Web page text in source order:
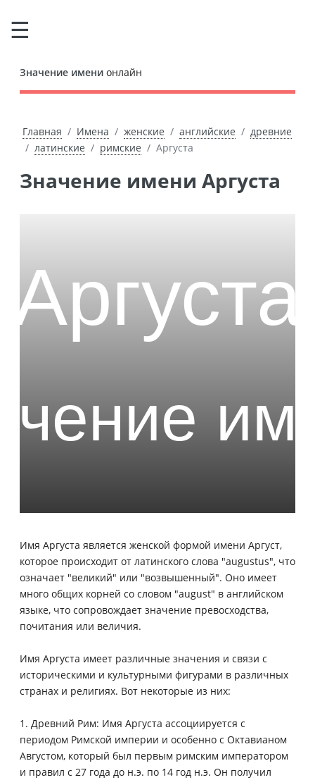
Значение имени онлайн
Главная Имена женские английские
древние
латинские
римские Аргуста
Значение имени Аргуста
Имя Аргуста является женской формой имени Аргуст,
которое происходит от латинского слова "augustus", что
означает "великий" или "возвышенный". Оно имеет
много общих корней со словом "august" в английском
языке, что сопровождает значение превосходства,
почитания или величия.
Имя Аргуста имеет различные значения и связи с
историческими и культурными фигурами в различных
странах и религиях. Вот некоторые из них:
1. Древний Рим: Имя Аргуста ассоциируется с
периодом Римской империи и особенно с Октавианом
Августом, который был первым римским императором
и правил с 27 года до н.э. по 14 год н.э. Он получил